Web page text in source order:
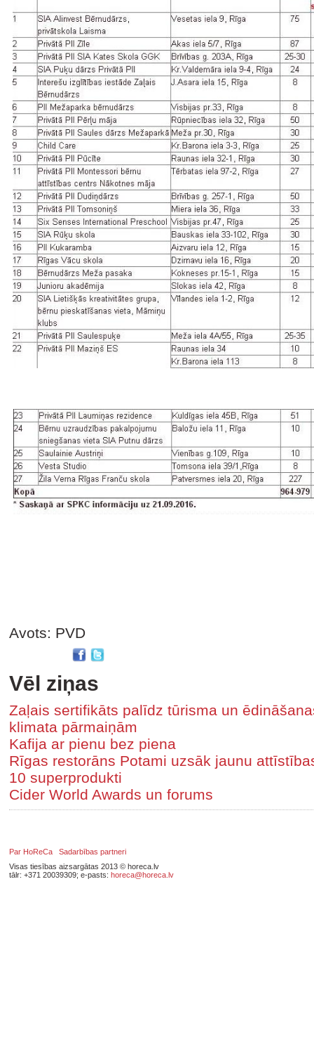
Avots: PVD
Vēl ziņas
Zaļais sertifikāts palīdz tūrisma un
klimata pārmaiņām
Kafija ar pienu bez piena
Rīgas restorāns Potami uzsāk jaunu
10 superprodukti
Cider World Awards un forums
Par HoReCa
Sadarbības partneri
Visas tiesības aizsargātas 2013 © horeca.lv
tālr: +371 20039309; e-pasts: horeca@horeca.lv